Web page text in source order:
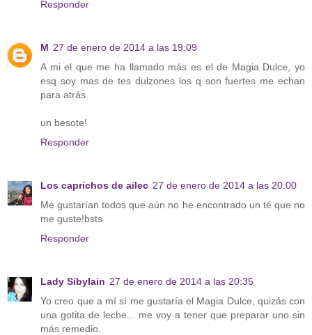
Responder
M 27 de enero de 2014 a las 19:09
A mi el que me ha llamado más es el de Magia Dulce, yo
esq soy mas de tes dulzones los q son fuertes me echan
para atrás.
un besote!
Responder
Los caprichos de ailec 27 de enero de 2014 a las 20:00
Me gustarían todos que aún no he encontrado un té que no
me guste!bsts
Responder
Lady Sibylain 27 de enero de 2014 a las 20:35
Yo creo que a mí sí me gustaría el Magia Dulce, quizás con
una gotita de leche... me voy a tener que preparar uno sin
más remedio.